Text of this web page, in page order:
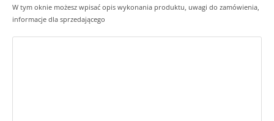
W tym oknie możesz wpisać opis wykonania produktu, uwagi do zamówienia,
informacje dla sprzedającego